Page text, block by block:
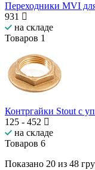
Переходники MVI
931
на складе
Товаров 1
Контргайки Stout с
125 - 452
на складе
Товаров 6
Показано 20 из 48